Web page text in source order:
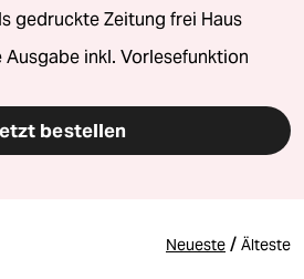
gedruckte Zeitung frei Haus
inkl. Vorlesefunktion
bestellen
Neueste / Älteste